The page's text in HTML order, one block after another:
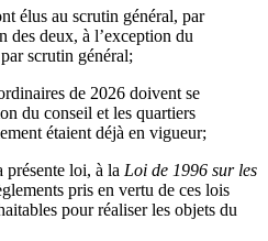
élus au scrutin général, par
des deux, à l’exception du
scrutin général;
de 2026 doivent se
du conseil et les quartiers
étaient déjà en vigueur;
loi, à la Loi de 1996 sur les
pris en vertu de ces lois
pour réaliser les objets du